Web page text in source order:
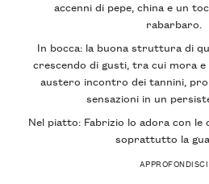
accenni di pepe, china e un
rabarbaro.
In bocca: la buona struttura di
crescendo di gusti, tra cui mora e
austero incontro dei tannini,
sensazioni in un
Nel piatto: Fabrizio lo adora con
soprattutto la
APPROFONDISCI